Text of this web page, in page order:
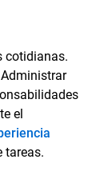
cotidianas.
el
tareas.